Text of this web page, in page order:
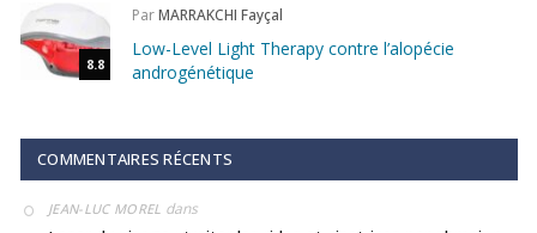
8.8
ParMARRAKCHI Fayçal
Low-Level Light Therapy contre l’alopécie
androgénétique
COMMENTAIRES RÉCENTS
JEAN-LUC MOREL dans